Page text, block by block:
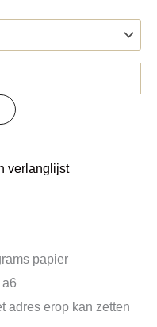
verlanglijst
papier
adres erop kan zetten